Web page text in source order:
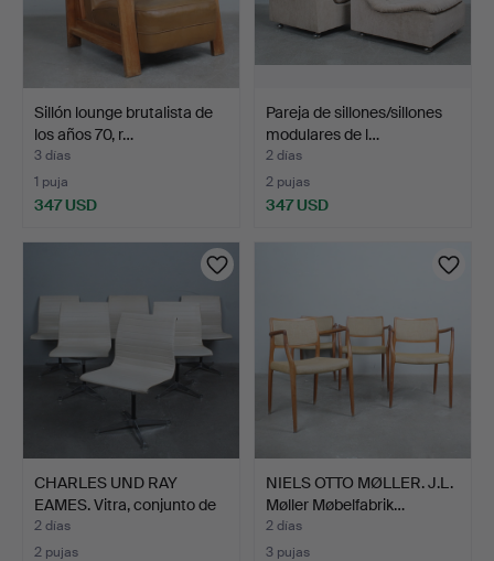
Sillón lounge brutalista de
los años 70, r…
3 días
1 puja
347 USD
Pareja de sillones/sillones
modulares de l…
2 días
2 pujas
347 USD
CHARLES UND RAY
EAMES. Vitra, conjunto de
…
2 días
2 pujas
NIELS OTTO MØLLER. J.L.
Møller Møbelfabrik…
2 días
3 pujas